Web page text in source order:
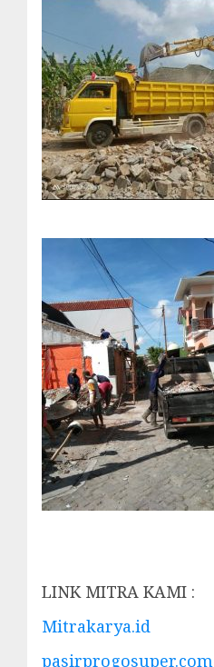
LINK MITRA KAMI :
Mitrakarya.id
pasirprogosuper.com